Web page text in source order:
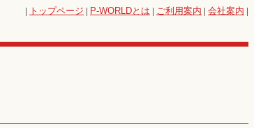
| トップページ | P-WORLDとは | ご利用案内 | 会社案内 |